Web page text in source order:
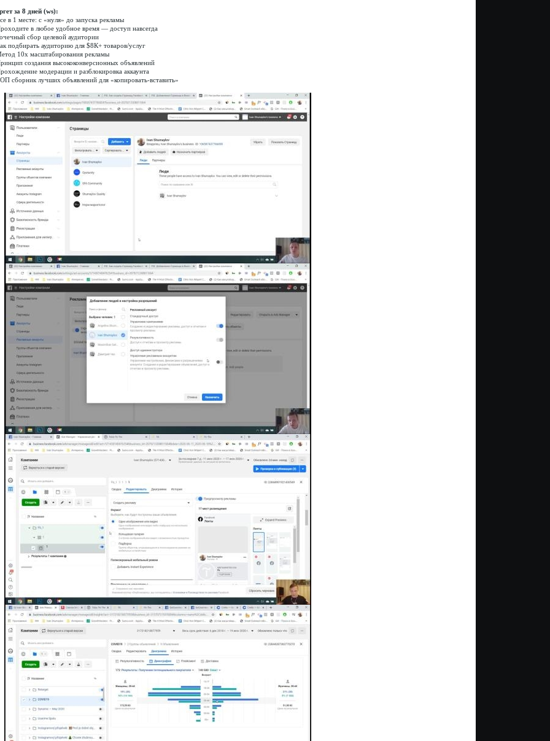
за 8 дней (ws):
в 1 месте: с «нуля» до запуска рекламы
в любое удобное время — доступ навсегда
сбор целевой аудитории
подбирать аудиторию для $8К+ товаров/услуг
10х масштабирования рекламы
создания высококонверсионных объявлений
модерации и разблокировка аккаунта
сборник лучших объявлений для «копировать-вставить»